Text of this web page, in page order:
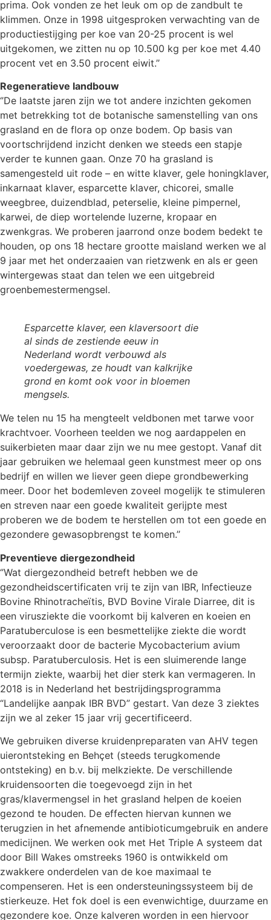
prima. Ook vonden ze het leuk om op de zandbult te
klimmen. Onze in 1998 uitgesproken verwachting van de
productiestijging per koe van 20-25 procent is wel
uitgekomen, we zitten nu op 10.500 kg per koe met 4.40
procent vet en 3.50 procent eiwit.’’
Regeneratieve landbouw
‘’De laatste jaren zijn we tot andere inzichten gekomen
met betrekking tot de botanische samenstelling van ons
grasland en de flora op onze bodem. Op basis van
voortschrijdend inzicht denken we steeds een stapje
verder te kunnen gaan. Onze 70 ha grasland is
samengesteld uit rode – en witte klaver, gele honingklaver,
inkarnaat klaver, esparcette klaver, chicorei, smalle
weegbree, duizendblad, peterselie, kleine pimpernel,
karwei, de diep wortelende luzerne, kropaar en
zwenkgras. We proberen jaarrond onze bodem bedekt te
houden, op ons 18 hectare grootte maisland werken we al
9 jaar met het onderzaaien van rietzwenk en als er geen
wintergewas staat dan telen we een uitgebreid
groenbemestermengsel.
Esparcette klaver, een klaversoort die
al sinds de zestiende eeuw in
Nederland wordt verbouwd als
voedergewas, ze houdt van kalkrijke
grond en komt ook voor in bloemen
mengsels.
We telen nu 15 ha mengteelt veldbonen met tarwe voor
krachtvoer. Voorheen teelden we nog aardappelen en
suikerbieten maar daar zijn we nu mee gestopt. Vanaf dit
jaar gebruiken we helemaal geen kunstmest meer op ons
bedrijf en willen we liever geen diepe grondbewerking
meer. Door het bodemleven zoveel mogelijk te stimuleren
en streven naar een goede kwaliteit gerijpte mest
proberen we de bodem te herstellen om tot een goede en
gezondere gewasopbrengst te komen.’’
Preventieve diergezondheid
‘’Wat diergezondheid betreft hebben we de
gezondheidscertificaten vrij te zijn van IBR, Infectieuze
Bovine Rhinotracheïtis, BVD Bovine Virale Diarree, dit is
een virusziekte die voorkomt bij kalveren en koeien en
Paratuberculose is een besmettelijke ziekte die wordt
veroorzaakt door de bacterie Mycobacterium avium
subsp. Paratuberculosis. Het is een sluimerende lange
termijn ziekte, waarbij het dier sterk kan vermageren. In
2018 is in Nederland het bestrijdingsprogramma
“Landelijke aanpak IBR BVD” gestart. Van deze 3 ziektes
zijn we al zeker 15 jaar vrij gecertificeerd.
We gebruiken diverse kruidenpreparaten van AHV tegen
uierontsteking en Behçet (steeds terugkomende
ontsteking) en b.v. bij melkziekte. De verschillende
kruidensoorten die toegevoegd zijn in het
gras/klavermengsel in het grasland helpen de koeien
gezond te houden. De effecten hiervan kunnen we
terugzien in het afnemende antibioticumgebruik en andere
medicijnen. We werken ook met Het Triple A systeem dat
door Bill Wakes omstreeks 1960 is ontwikkeld om
zwakkere onderdelen van de koe maximaal te
compenseren. Het is een ondersteuningssysteem bij de
stierkeuze. Het fok doel is een evenwichtige, duurzame en
gezondere koe. Onze kalveren worden in een hiervoor